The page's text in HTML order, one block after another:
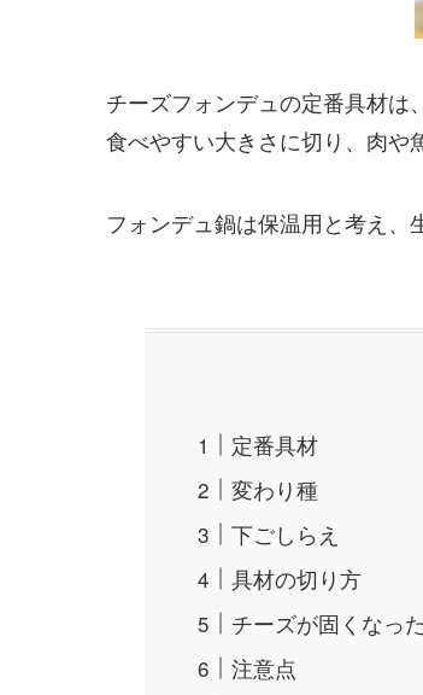
チーズフォンデュの定番具材
食べやすい大きさに切り、肉や
フォンデュ鍋は保温用と考え、
定番具材
変わり種
下ごしらえ
具材の切り方
チーズが固くなっ
注意点